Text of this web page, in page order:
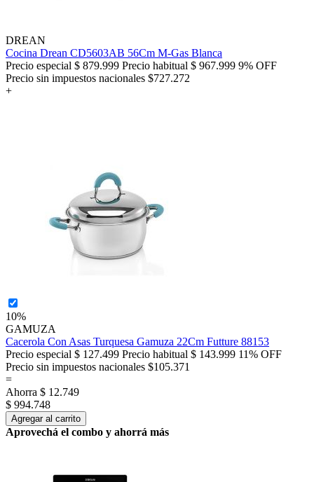
DREAN
Cocina Drean CD5603AB 56Cm M-Gas Blanca
Precio especial $ 879.999 Precio habitual $ 967.999 9% OFF
Precio sin impuestos nacionales $727.272
+
10%
GAMUZA
Cacerola Con Asas Turquesa Gamuza 22Cm Futture 88153
Precio especial $ 127.499 Precio habitual $ 143.999 11% OFF
Precio sin impuestos nacionales $105.371
=
Ahorra $ 12.749
$ 994.748
Agregar al carrito
Aprovechá el combo y ahorrá más